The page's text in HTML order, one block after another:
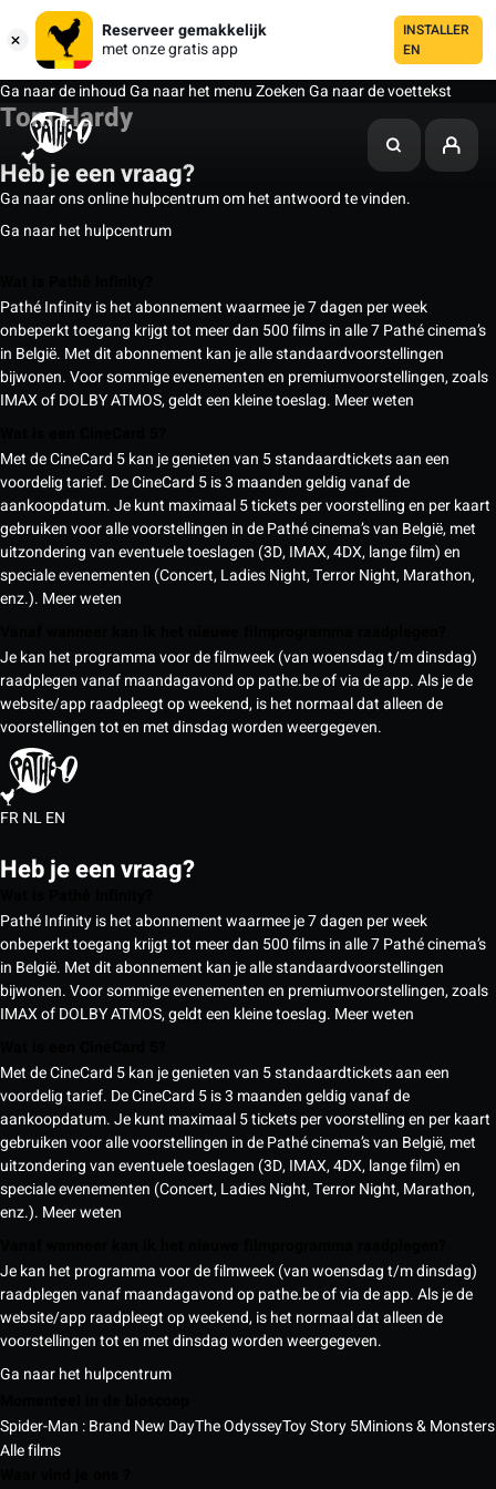
Reserveer gemakkelijk
met onze gratis app
INSTALLER
EN
Ga naar de inhoudGa naar het menuZoekenGa naar de voettekst
Tom Hardy
Heb je een vraag?
Ga naar ons online hulpcentrum om het antwoord te vinden.
Ga naar het hulpcentrum
Pathé Infinity is het abonnement waarmee je 7 dagen per week
onbeperkt toegang krijgt tot meer dan 500 films in alle 7 Pathé cinema’s
in België. Met dit abonnement kan je alle standaardvoorstellingen
bijwonen. Voor sommige evenementen en premiumvoorstellingen, zoals
IMAX of DOLBY ATMOS, geldt een kleine toeslag. Meer weten
Met de CineCard 5 kan je genieten van 5 standaardtickets aan een
voordelig tarief. De CineCard 5 is 3 maanden geldig vanaf de
aankoopdatum. Je kunt maximaal 5 tickets per voorstelling en per kaart
gebruiken voor alle voorstellingen in de Pathé cinema’s van België, met
uitzondering van eventuele toeslagen (3D, IMAX, 4DX, lange film) en
speciale evenementen (Concert, Ladies Night, Terror Night, Marathon,
enz.). Meer weten
Je kan het programma voor de filmweek (van woensdag t/m dinsdag)
raadplegen vanaf maandagavond op pathe.be of via de app. Als je de
website/app raadpleegt op weekend, is het normaal dat alleen de
voorstellingen tot en met dinsdag worden weergegeven.
FRNLEN
Heb je een vraag?
Pathé Infinity is het abonnement waarmee je 7 dagen per week
onbeperkt toegang krijgt tot meer dan 500 films in alle 7 Pathé cinema’s
in België. Met dit abonnement kan je alle standaardvoorstellingen
bijwonen. Voor sommige evenementen en premiumvoorstellingen, zoals
IMAX of DOLBY ATMOS, geldt een kleine toeslag. Meer weten
Met de CineCard 5 kan je genieten van 5 standaardtickets aan een
voordelig tarief. De CineCard 5 is 3 maanden geldig vanaf de
aankoopdatum. Je kunt maximaal 5 tickets per voorstelling en per kaart
gebruiken voor alle voorstellingen in de Pathé cinema’s van België, met
uitzondering van eventuele toeslagen (3D, IMAX, 4DX, lange film) en
speciale evenementen (Concert, Ladies Night, Terror Night, Marathon,
enz.). Meer weten
Je kan het programma voor de filmweek (van woensdag t/m dinsdag)
raadplegen vanaf maandagavond op pathe.be of via de app. Als je de
website/app raadpleegt op weekend, is het normaal dat alleen de
voorstellingen tot en met dinsdag worden weergegeven.
Ga naar het hulpcentrum
Spider-Man : Brand New DayThe OdysseyToy Story 5Minions & Monsters
Alle films